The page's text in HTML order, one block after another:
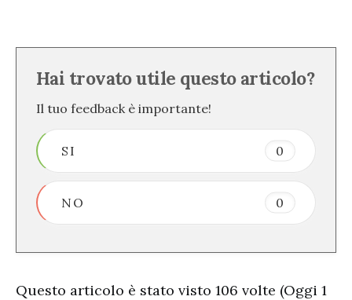
Hai trovato utile questo articolo?
Il tuo feedback è importante!
SI 0
NO 0
Questo articolo è stato visto 106 volte (Oggi 1